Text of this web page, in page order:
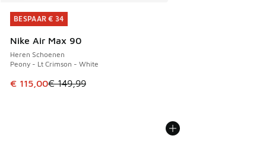
BESPAAR € 34
Nike Air Max 90
Heren Schoenen
Peony - Lt Crimson - White
Dit artikel is in de uitverkoop. Dit artikel is in de
€ 115,00€ 149,99
BESPAAR € 34